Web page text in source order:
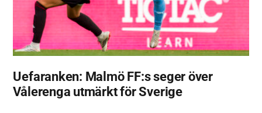
Uefaranken: Malmö FF:s seger över
Vålerenga utmärkt för Sverige